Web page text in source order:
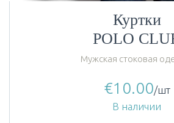
Куртки
POLO
Мужская стоковая
€10.00/шт
В наличии